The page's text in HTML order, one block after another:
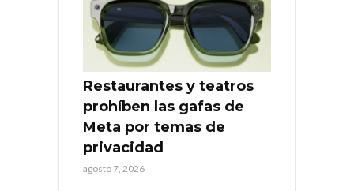
Restaurantes y teatros
prohíben las gafas de
Meta por temas de
privacidad
agosto 7, 2026